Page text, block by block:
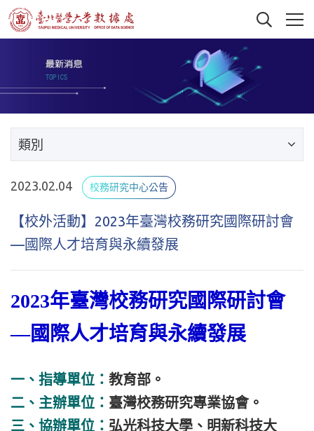
類別
2023.02.04 校務研究中心公告
【校外活動】2023年臺灣校務研究國際研討會
—國際人才培育與永續發展
2023年臺灣校務研究國際研討會
—國際人才培育與永續發展
一、指導單位： 教育部。
二、主辦單位： 臺灣校務研究專業協會。
三、協辦單位： 弘光科技大學、明新科技大